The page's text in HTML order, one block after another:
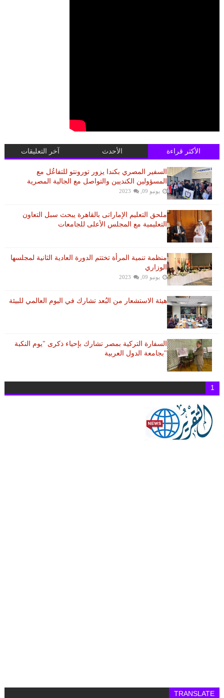
الأكثر قراءة الأحدث آخر التعليقات
السفير المصري بكندا يزور تورونتو للتفاعُل مع
المسؤولين الكنديين والتواصل مع الجالية المصرية
يونيو 09, 2023
ملحق التعليم الإماراتى بالقاهرة يبحث سبل التعاون
التعليمية مع المجلس الأعلى للجامعات
منظمة تنمية المرأة تختتم الدورة العادية الثانية لمجلسها
الوزاري
يونيو 09, 2023
هيئة الاستشعار من البُعد تشارك في اليوم العالمي للبيئة
السفارة التركية بمصر تشارك بإحياء ذكرى "يوم النكبة
"بجامعة الدول العربية
1
TRANSLATE